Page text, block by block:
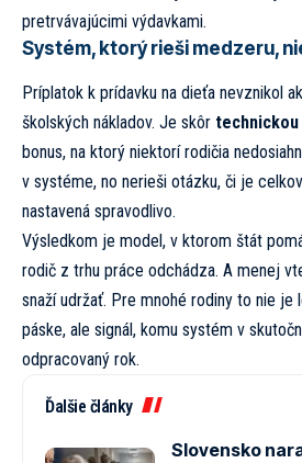
pretrvávajúcimi výdavkami.
Systém, ktorý rieši medzeru,
Príplatok k prídavku na dieťa nevznikol
školských nákladov. Je skôr technickou
bonus, na ktorý niektorí rodičia
v systéme, no nerieši otázku, či je
nastavená spravodlivo.
Výsledkom je model, v ktorom štát
rodič z trhu práce odchádza. A menej
snaží udržať. Pre mnohé rodiny to nie je
páske, ale signál, komu systém v
odpracovaný rok.
Ďalšie články
Slovensko